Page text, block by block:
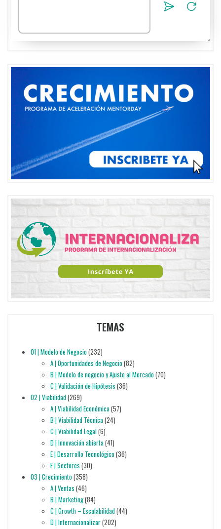
TEMAS
01 | Modelo de Negocio(232)
A | Oportunidades de Negocio(82)
B | Modelo de negocio y Ajuste al Mercado(70)
C | Validación de Hipótesis (36)
02 | Viabilidad(269)
A | Viabilidad Económica(57)
B | Viabilidad Técnica(24)
C | Viabilidad Legal(6)
D | Innovación abierta(41)
E | Desarrollo Tecnológico(36)
F | Sectores (30)
03 | Crecimiento(358)
A | Ventas (46)
B | Marketing(84)
C | Growth – Escalabilidad(44)
D | Internacionalizar(202)